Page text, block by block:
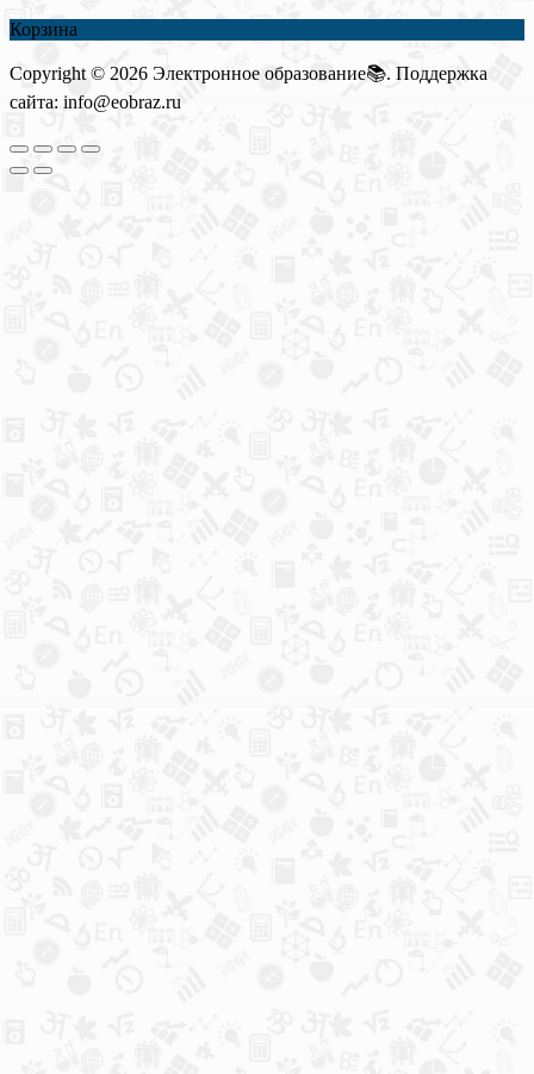
Корзина
Copyright © 2026 Электронное образование📚. Поддержка
сайта: info@eobraz.ru